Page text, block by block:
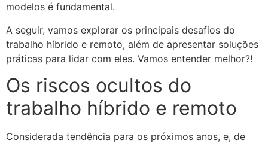
modelos é fundamental.
A seguir, vamos explorar os principais desafios do
trabalho híbrido e remoto, além de apresentar soluções
práticas para lidar com eles. Vamos entender melhor?!
Os riscos ocultos do
trabalho híbrido e remoto
Considerada tendência para os próximos anos, e, de